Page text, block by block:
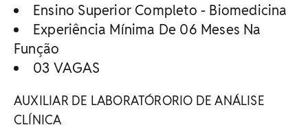
Ensino Superior Completo - Biomedicina
Experiência Mínima De 06 Meses Na
Função
03 VAGAS
AUXILIAR DE LABORATÓRORIO DE ANÁLISE
CLÍNICA